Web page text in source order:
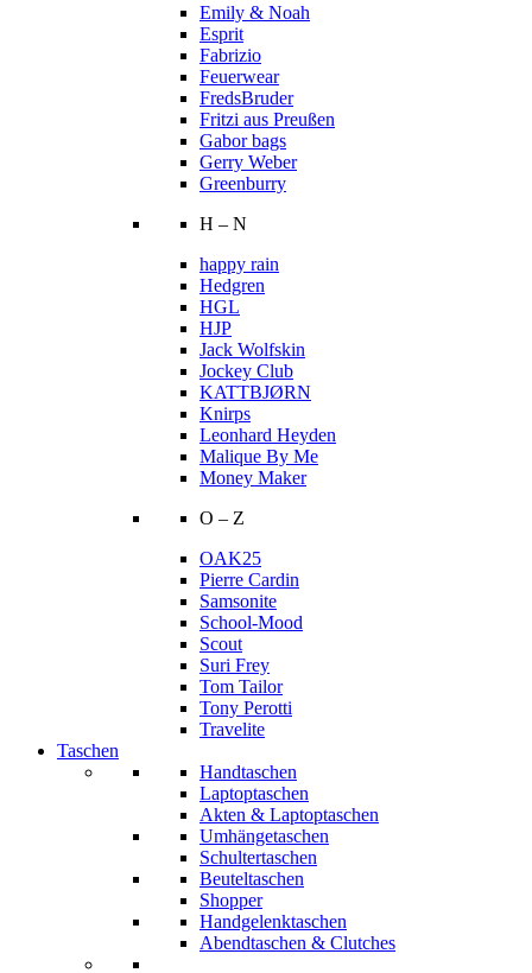
Emily & Noah
Esprit
Fabrizio
Feuerwear
FredsBruder
Fritzi aus Preußen
Gabor bags
Gerry Weber
Greenburry
H – N
happy rain
Hedgren
HGL
HJP
Jack Wolfskin
Jockey Club
KATTBJØRN
Knirps
Leonhard Heyden
Malique By Me
Money Maker
O – Z
OAK25
Pierre Cardin
Samsonite
School-Mood
Scout
Suri Frey
Tom Tailor
Tony Perotti
Travelite
Taschen
Handtaschen
Laptoptaschen
Akten & Laptoptaschen
Umhängetaschen
Schultertaschen
Beuteltaschen
Shopper
Handgelenktaschen
Abendtaschen & Clutches